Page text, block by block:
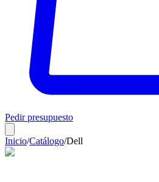
Pedir presupuesto
Inicio/Catálogo/Dell